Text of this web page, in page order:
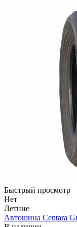
Быстрый просмотр
Нет
Летние
Автошина Centara